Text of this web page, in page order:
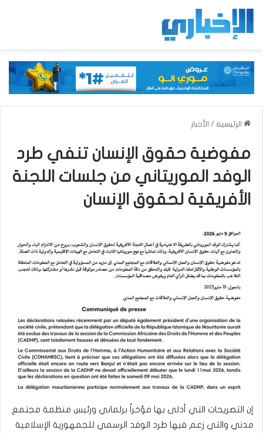
الرئيسية / الأخبار
مفوضية حقوق الإنسان تنفي طرد
الوفد الموريتاني من جلسات اللجنة
الأفريقية لحقوق الإنسان
إن التصريحات التي أدلى بها مؤخراً برلماني ورئيس منظمة مجتمع
مدني والتي زعم فيها طرد الوفد الرسمي للجمهورية الإسلامية